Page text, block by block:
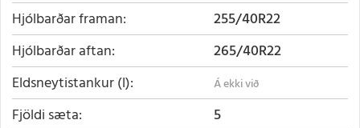
Hjólbarðar framan
255/40R22
Hjólbarðar aftan
265/40R22
Eldsneytistankur (l)
Fjöldi sæta
5